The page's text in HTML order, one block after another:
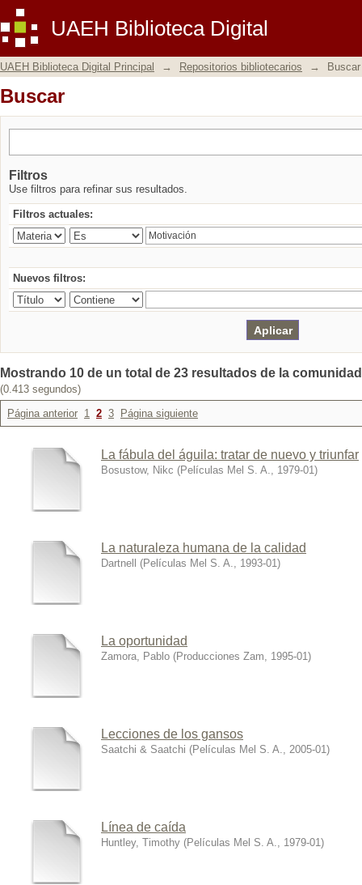
UAEH Biblioteca Digital
Buscar
UAEH Biblioteca Digital Principal → Repositorios bibliotecarios → Buscar
Buscar
Filtros
Use filtros para refinar sus resultados.
Filtros actuales:
Nuevos filtros:
Mostrando 10 de un total de 23 resultados de la
(0.413 segundos)
Página anterior 1 2 3 Página siguiente
La fábula del águila: tratar de nuevo y triunfar
Bosustow, Nikc (Películas Mel S. A., 1979-01)
La naturaleza humana de la calidad
Dartnell (Películas Mel S. A., 1993-01)
La oportunidad
Zamora, Pablo (Producciones Zam, 1995-01)
Lecciones de los gansos
Saatchi & Saatchi (Películas Mel S. A., 2005-01)
Línea de caída
Huntley, Timothy (Películas Mel S. A., 1979-01)